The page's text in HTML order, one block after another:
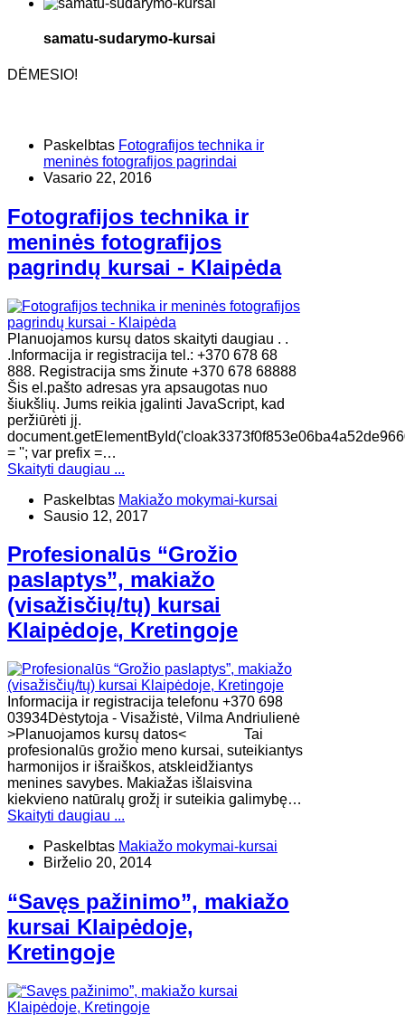
samatu-sudarymo-kursai
DĖMESIO!
Paskelbtas Fotografijos technika ir
meninės fotografijos pagrindai
Vasario 22, 2016
Fotografijos technika ir
meninės fotografijos
pagrindų kursai - Klaipėda
Planuojamos kursų datos skaityti daugiau . .
.Informacija ir registracija tel.: +370 678 68
888. Registracija sms žinute +370 678 68888
Šis el.pašto adresas yra apsaugotas nuo
šiukšlių. Jums reikia įgalinti JavaScript, kad
peržiūrėti jį.
= ''; var prefix =…
Skaityti daugiau ...
Paskelbtas Makiažo mokymai-kursai
Sausio 12, 2017
Profesionalūs “Grožio
paslaptys”, makiažo
(visažisčių/tų) kursai
Klaipėdoje, Kretingoje
Informacija ir registracija telefonu +370 698
03934Dėstytoja - Visažistė, Vilma Andriulienė
>Planuojamos kursų datos< Tai
profesionalūs grožio meno kursai, suteikiantys
harmonijos ir išraiškos, atskleidžiantys
menines savybes. Makiažas išlaisvina
kiekvieno natūralų grožį ir suteikia galimybę…
Skaityti daugiau ...
Paskelbtas Makiažo mokymai-kursai
Birželio 20, 2014
“Savęs pažinimo”, makiažo
kursai Klaipėdoje,
Kretingoje